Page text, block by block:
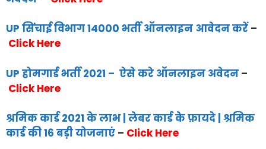
UP सिंचाई विभाग 14000 भर्ती ऑनलाइन आवेदन करें –
Click Here
UP होमगार्ड भर्ती 2021 – ऐसे करे ऑनलाइन अवेदन –
Click Here
श्रमिक कार्ड 2021 के लाभ | लेबर कार्ड के फ़ायदे | श्रमिक
कार्ड की 16 बड़ी योजनाएं – Click Here